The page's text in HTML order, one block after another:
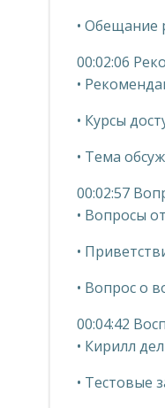
• Обещание
00:02:06
•
• Курсы
• Тема
00:02:57
• Вопросы
•
• Вопрос о
00:04:42
• Кирилл
• Тестовые